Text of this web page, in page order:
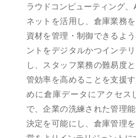
ラウドコンピューティング
ネットを活用し、倉庫業務
資材を管理・制御できるよ
ントをデジタルかつインテ
し、スタッフ業務の難易度
管効率を高めることを支援
めに倉庫データにアクセス
で、企業の洗練された管理
決定を可能にし、倉庫管理